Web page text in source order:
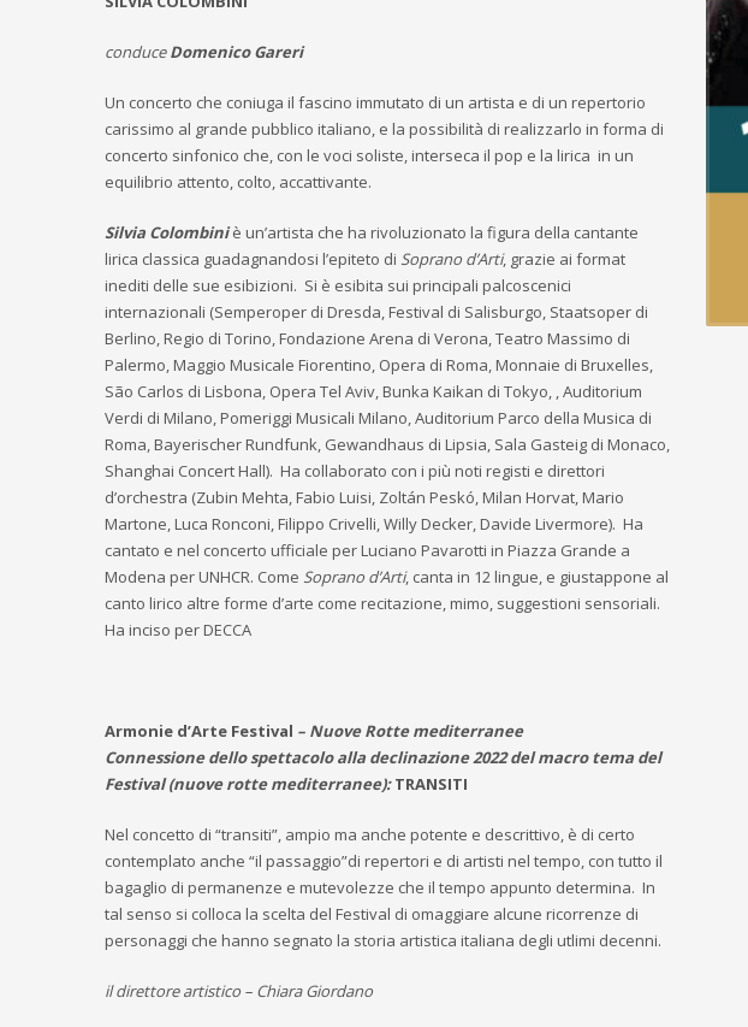
conduceDomenico Gareri
Un concerto che coniuga il fascino immutato di un artista e di un repertorio
carissimo al grande pubblico italiano, e la possibilità di realizzarlo in forma di
concerto sinfonico che, con le voci soliste, interseca il pop e la lirica in un
equilibrio attento, colto, accattivante.
Silvia Colombiniè un’artista che ha rivoluzionato la figura della cantante
lirica classica guadagnandosi l’epiteto di Soprano d’Arti, grazie ai format
inediti delle sue esibizioni. Si è esibita sui principali palcoscenici
internazionali (Semperoper di Dresda, Festival di Salisburgo, Staatsoper di
Berlino, Regio di Torino, Fondazione Arena di Verona, Teatro Massimo di
Palermo, Maggio Musicale Fiorentino, Opera di Roma, Monnaie di Bruxelles,
São Carlos di Lisbona, Opera Tel Aviv, Bunka Kaikan di Tokyo, , Auditorium
Verdi di Milano, Pomeriggi Musicali Milano, Auditorium Parco della Musica di
Roma, Bayerischer Rundfunk, Gewandhaus di Lipsia, Sala Gasteig di Monaco,
Shanghai Concert Hall). Ha collaborato con i più noti registi e direttori
d’orchestra (Zubin Mehta, Fabio Luisi, Zoltán Peskó, Milan Horvat, Mario
Martone, Luca Ronconi, Filippo Crivelli, Willy Decker, Davide Livermore). Ha
cantato e nel concerto ufficiale per Luciano Pavarotti in Piazza Grande a
Modena per UNHCR. Come Soprano d’Arti, canta in 12 lingue, e giustappone al
canto lirico altre forme d’arte come recitazione, mimo, suggestioni sensoriali.
Ha inciso per DECCA
Armonie d’Arte Festival – Nuove Rotte mediterranee
Connessione dello spettacolo alla declinazione 2022 del macro tema del
Festival (nuove rotte mediterranee):TRANSITI
Nel concetto di “transiti”, ampio ma anche potente e descrittivo, è di certo
contemplato anche “il passaggio”di repertori e di artisti nel tempo, con tutto il
bagaglio di permanenze e mutevolezze che il tempo appunto determina. In
tal senso si colloca la scelta del Festival di omaggiare alcune ricorrenze di
personaggi che hanno segnato la storia artistica italiana degli utlimi decenni.
il direttore artistico – Chiara Giordano